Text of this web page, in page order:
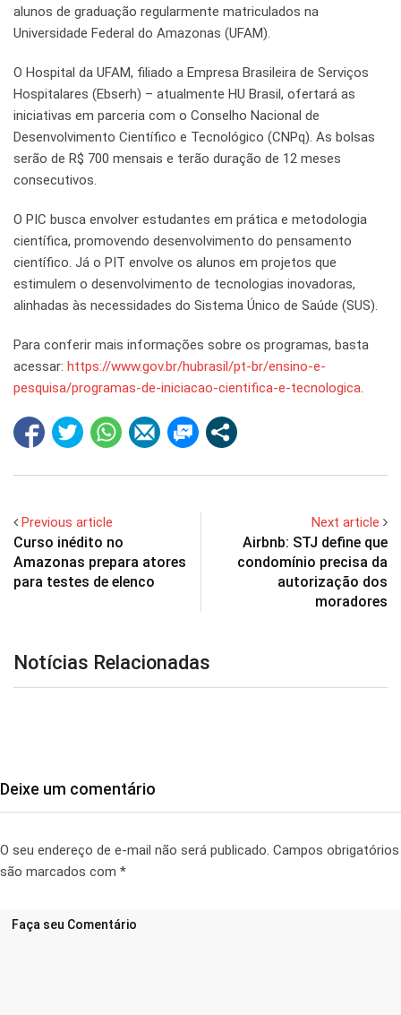
alunos de graduação regularmente matriculados na
Universidade Federal do Amazonas (UFAM).
O Hospital da UFAM, filiado a Empresa Brasileira de Serviços
Hospitalares (Ebserh) – atualmente HU Brasil, ofertará as
iniciativas em parceria com o Conselho Nacional de
Desenvolvimento Científico e Tecnológico (CNPq). As bolsas
serão de R$ 700 mensais e terão duração de 12 meses
consecutivos.
O PIC busca envolver estudantes em prática e metodologia
científica, promovendo desenvolvimento do pensamento
científico. Já o PIT envolve os alunos em projetos que
estimulem o desenvolvimento de tecnologias inovadoras,
alinhadas às necessidades do Sistema Único de Saúde (SUS).
Para conferir mais informações sobre os programas, basta
acessar: https://www.gov.br/hubrasil/pt-br/ensino-e-
pesquisa/programas-de-iniciacao-cientifica-e-tecnologica.
Previous article
Curso inédito no
Amazonas prepara atores
para testes de elenco
Next article
Airbnb: STJ define que
condomínio precisa da
autorização dos
moradores
Notícias Relacionadas
Deixe um comentário
O seu endereço de e-mail não será publicado. Campos obrigatórios
são marcados com *